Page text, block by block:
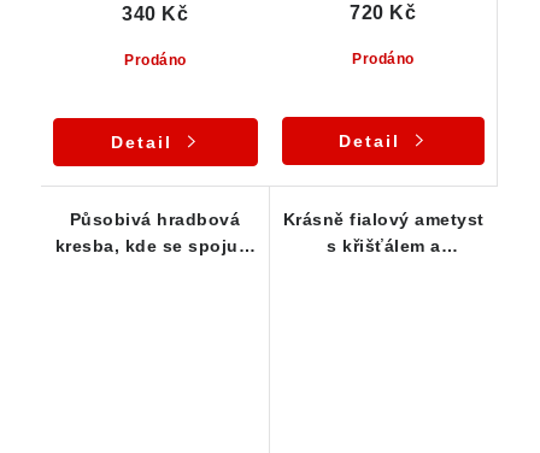
Prodáno
340 Kč
Detail
Prodáno
720 Kč
Detail
Působivá hradbová
kresba, kde se spojuje
Krásně fialový ametyst
s křišťálem a